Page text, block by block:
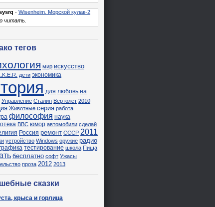
- Wisenheim. Морской кулак-2
читать.
тегов
мир искусство
дети экономика
для любовь на
Управление Сталин Вертолет 2010
Животные серия работа
философия наука
ВВС юмор автомобили сделай
Россия ремонт СССР 2011
устройство Windows оружие радио
тестирование школа Пища
бесплатно софт Ужасы
проза 2012 2013
сказки
крыса и горлица